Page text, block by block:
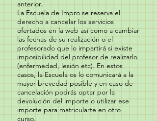
anterior.
La Escuela de Impro se reserva el
derecho a cancelar los servicios
ofertados en la web así como a cambiar
las fechas de su realización o el
profesorado que lo impartirá si existe
imposibilidad del profesor de realizarlo
(enfermedad, lesión etc). En estos
casos, la Escuela os lo comunicará a la
mayor brevedad posible y en caso de
cancelación podrás optar por la
devolución del importe o utilizar ese
importe para matricularte en otro
curso.